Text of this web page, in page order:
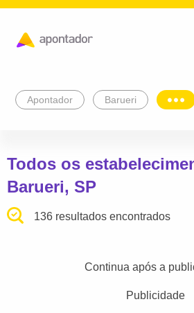
Apontador Barueri
Todos os
Barueri, SP
136 resultados encontrados
Continua após a
Publicidade